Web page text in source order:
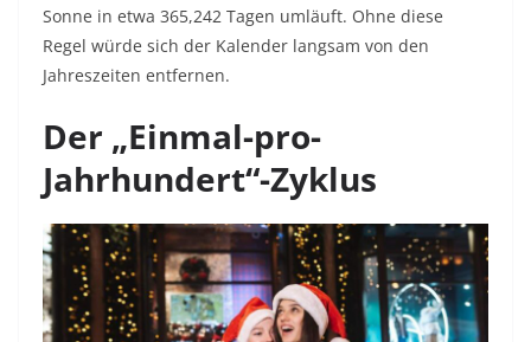
Sonne in etwa 365,242 Tagen umläuft. Ohne diese
Regel würde sich der Kalender langsam von den
Jahreszeiten entfernen.
Der „Einmal-pro-
Jahrhundert“-Zyklus